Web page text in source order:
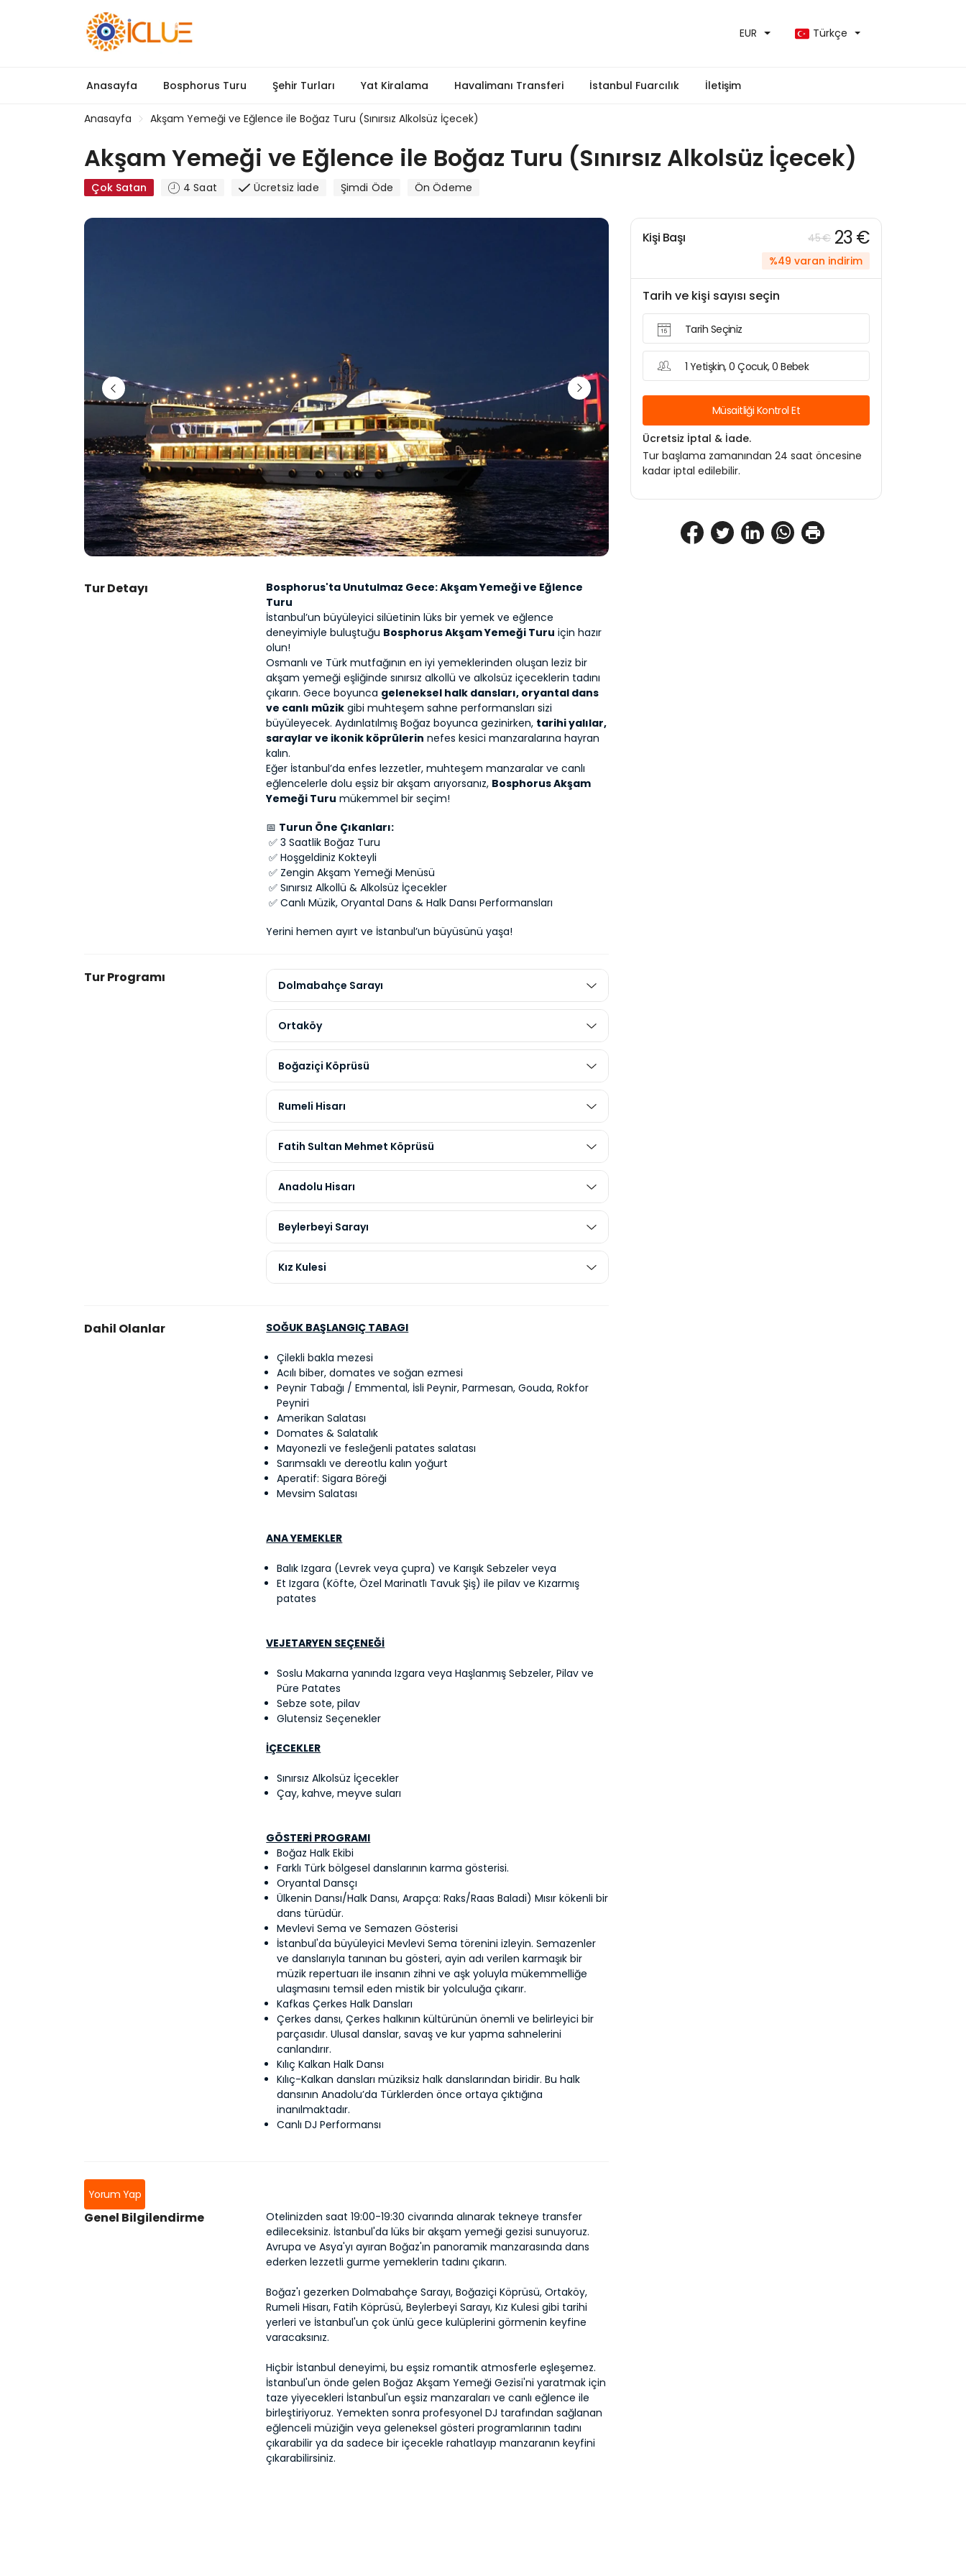
EUR Türkçe
Anasayfa Bosphorus Turu Şehir Turları Yat Kiralama Havalimanı Transferi İstanbul Fuarcılık İletişim
Anasayfa Akşam Yemeği ve Eğlence ile Boğaz Turu (Sınırsız Alkolsüz İçecek)
Akşam Yemeği ve Eğlence ile Boğaz Turu (Sınırsız Alkolsüz İçecek)
Çok Satan 4 Saat Ücretsiz İade Şimdi Öde Ön Ödeme
Tur Detayı
Bosphorus'ta Unutulmaz Gece: Akşam Yemeği ve Eğlence
Turu
İstanbul’un büyüleyici silüetinin lüks bir yemek ve eğlence
deneyimiyle buluştuğu Bosphorus Akşam Yemeği Turu için hazır
olun!
Osmanlı ve Türk mutfağının en iyi yemeklerinden oluşan leziz bir
akşam yemeği eşliğinde sınırsız alkollü ve alkolsüz içeceklerin tadını
çıkarın. Gece boyunca geleneksel halk dansları, oryantal dans
ve canlı müzik gibi muhteşem sahne performansları sizi
büyüleyecek. Aydınlatılmış Boğaz boyunca gezinirken, tarihi yalılar,
saraylar ve ikonik köprülerin nefes kesici manzaralarına hayran
kalın.
Eğer İstanbul’da enfes lezzetler, muhteşem manzaralar ve canlı
eğlencelerle dolu eşsiz bir akşam arıyorsanız, Bosphorus Akşam
Yemeği Turu mükemmel bir seçim!
📅 Turun Öne Çıkanları:
✅ 3 Saatlik Boğaz Turu
✅ Hoşgeldiniz Kokteyli
✅ Zengin Akşam Yemeği Menüsü
✅ Sınırsız Alkollü & Alkolsüz İçecekler
✅ Canlı Müzik, Oryantal Dans & Halk Dansı Performansları
Yerini hemen ayırt ve İstanbul’un büyüsünü yaşa!
Tur Programı Dolmabahçe Sarayı
Ortaköy
Boğaziçi Köprüsü
Rumeli Hisarı
Fatih Sultan Mehmet Köprüsü
Anadolu Hisarı
Beylerbeyi Sarayı
Kız Kulesi
Dahil Olanlar SOĞUK BAŞLANGIÇ TABAGI
Çilekli bakla mezesi
Acılı biber, domates ve soğan ezmesi
Peynir Tabağı / Emmental, İsli Peynir, Parmesan, Gouda, Rokfor
Peyniri
Amerikan Salatası
Domates & Salatalık
Mayonezli ve fesleğenli patates salatası
Sarımsaklı ve dereotlu kalın yoğurt
Aperatif: Sigara Böreği
Mevsim Salatası
ANA YEMEKLER
Balık Izgara (Levrek veya çupra) ve Karışık Sebzeler veya
Et Izgara (Köfte, Özel Marinatlı Tavuk Şiş) ile pilav ve Kızarmış
patates
VEJETARYEN SEÇENEĞİ
Soslu Makarna yanında Izgara veya Haşlanmış Sebzeler, Pilav ve
Püre Patates
Sebze sote, pilav
Glutensiz Seçenekler
İÇECEKLER
Sınırsız Alkolsüz İçecekler
Çay, kahve, meyve suları
GÖSTERİ PROGRAMI
Boğaz Halk Ekibi
Farklı Türk bölgesel danslarının karma gösterisi.
Oryantal Dansçı
Ülkenin Dansı/Halk Dansı, Arapça: Raks/Raas Baladi) Mısır kökenli bir
dans türüdür.
Mevlevi Sema ve Semazen Gösterisi
İstanbul'da büyüleyici Mevlevi Sema törenini izleyin. Semazenler
ve danslarıyla tanınan bu gösteri, ayin adı verilen karmaşık bir
müzik repertuarı ile insanın zihni ve aşk yoluyla mükemmelliğe
ulaşmasını temsil eden mistik bir yolculuğa çıkarır.
Kafkas Çerkes Halk Dansları
Çerkes dansı, Çerkes halkının kültürünün önemli ve belirleyici bir
parçasıdır. Ulusal danslar, savaş ve kur yapma sahnelerini
canlandırır.
Kılıç Kalkan Halk Dansı
Kılıç-Kalkan dansları müziksiz halk danslarından biridir. Bu halk
dansının Anadolu’da Türklerden önce ortaya çıktığına
inanılmaktadır.
Canlı DJ Performansı
Yorum Yap
Genel Bilgilendirme
Otelinizden saat 19:00-19:30 civarında alınarak tekneye transfer
edileceksiniz. İstanbul'da lüks bir akşam yemeği gezisi sunuyoruz.
Avrupa ve Asya'yı ayıran Boğaz'ın panoramik manzarasında dans
ederken lezzetli gurme yemeklerin tadını çıkarın.
Boğaz'ı gezerken Dolmabahçe Sarayı, Boğaziçi Köprüsü, Ortaköy,
Rumeli Hisarı, Fatih Köprüsü, Beylerbeyi Sarayı, Kız Kulesi gibi tarihi
yerleri ve İstanbul'un çok ünlü gece kulüplerini görmenin keyfine
varacaksınız.
Hiçbir İstanbul deneyimi, bu eşsiz romantik atmosferle eşleşemez.
İstanbul'un önde gelen Boğaz Akşam Yemeği Gezisi'ni yaratmak için
taze yiyecekleri İstanbul'un eşsiz manzaraları ve canlı eğlence ile
birleştiriyoruz. Yemekten sonra profesyonel DJ tarafından sağlanan
eğlenceli müziğin veya geleneksel gösteri programlarının tadını
çıkarabilir ya da sadece bir içecekle rahatlayıp manzaranın keyfini
çıkarabilirsiniz.
Kişi Başı 45 € 23 €
%49 varan indirim
Tarih ve kişi sayısı seçin
Tarih Seçiniz
1 Yetişkin, 0 Çocuk, 0 Bebek
Müsaitliği Kontrol Et
Ücretsiz İptal & İade.
Tur başlama zamanından 24 saat öncesine
kadar iptal edilebilir.